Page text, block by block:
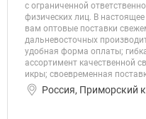
с ограниченной
физических лиц. В
вам оптовые поставки
дальневосточных
удобная форма оплаты;
ассортимент качественной
икры; своевременная
Россия, Приморский